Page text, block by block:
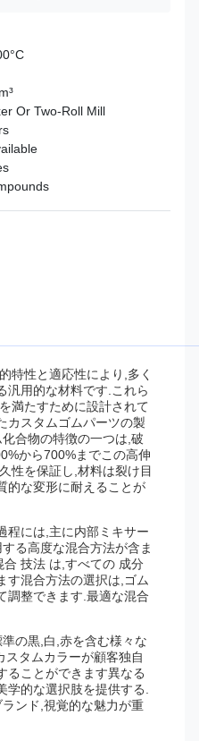
Or Two-Roll Mill
特性と適応性により,多く
汎用的な材料です.これら
満たすために設計されて
カスタムゴムパーツの製
合物の特徴の一つは,破
から700%までこの高伸
性を保証し,材料は裂け目
的な変形に耐えることが
程には,主に内部ミキサー
る高度な混合方法が含ま
技法 は,すべての 成分
す混合方法の選択は,ゴム
調整できます.最適な混合
の黒,白,赤を含む様々な
タムカラーが顧客独自
ることができます異なる
学的な選択肢を提供する.
ンド,視覚的な魅力が重